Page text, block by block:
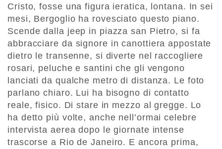
Cristo, fosse una figura ieratica, lontana. In sei
mesi, Bergoglio ha rovesciato questo piano.
Scende dalla jeep in piazza san Pietro, si fa
abbracciare da signore in canottiera appostate
dietro le transenne, si diverte nel raccogliere
rosari, peluche e santini che gli vengono
lanciati da qualche metro di distanza. Le foto
parlano chiaro. Lui ha bisogno di contatto
reale, fisico. Di stare in mezzo al gregge. Lo
ha detto più volte, anche nell’ormai celebre
intervista aerea dopo le giornate intense
trascorse a Rio de Janeiro. E ancora prima,